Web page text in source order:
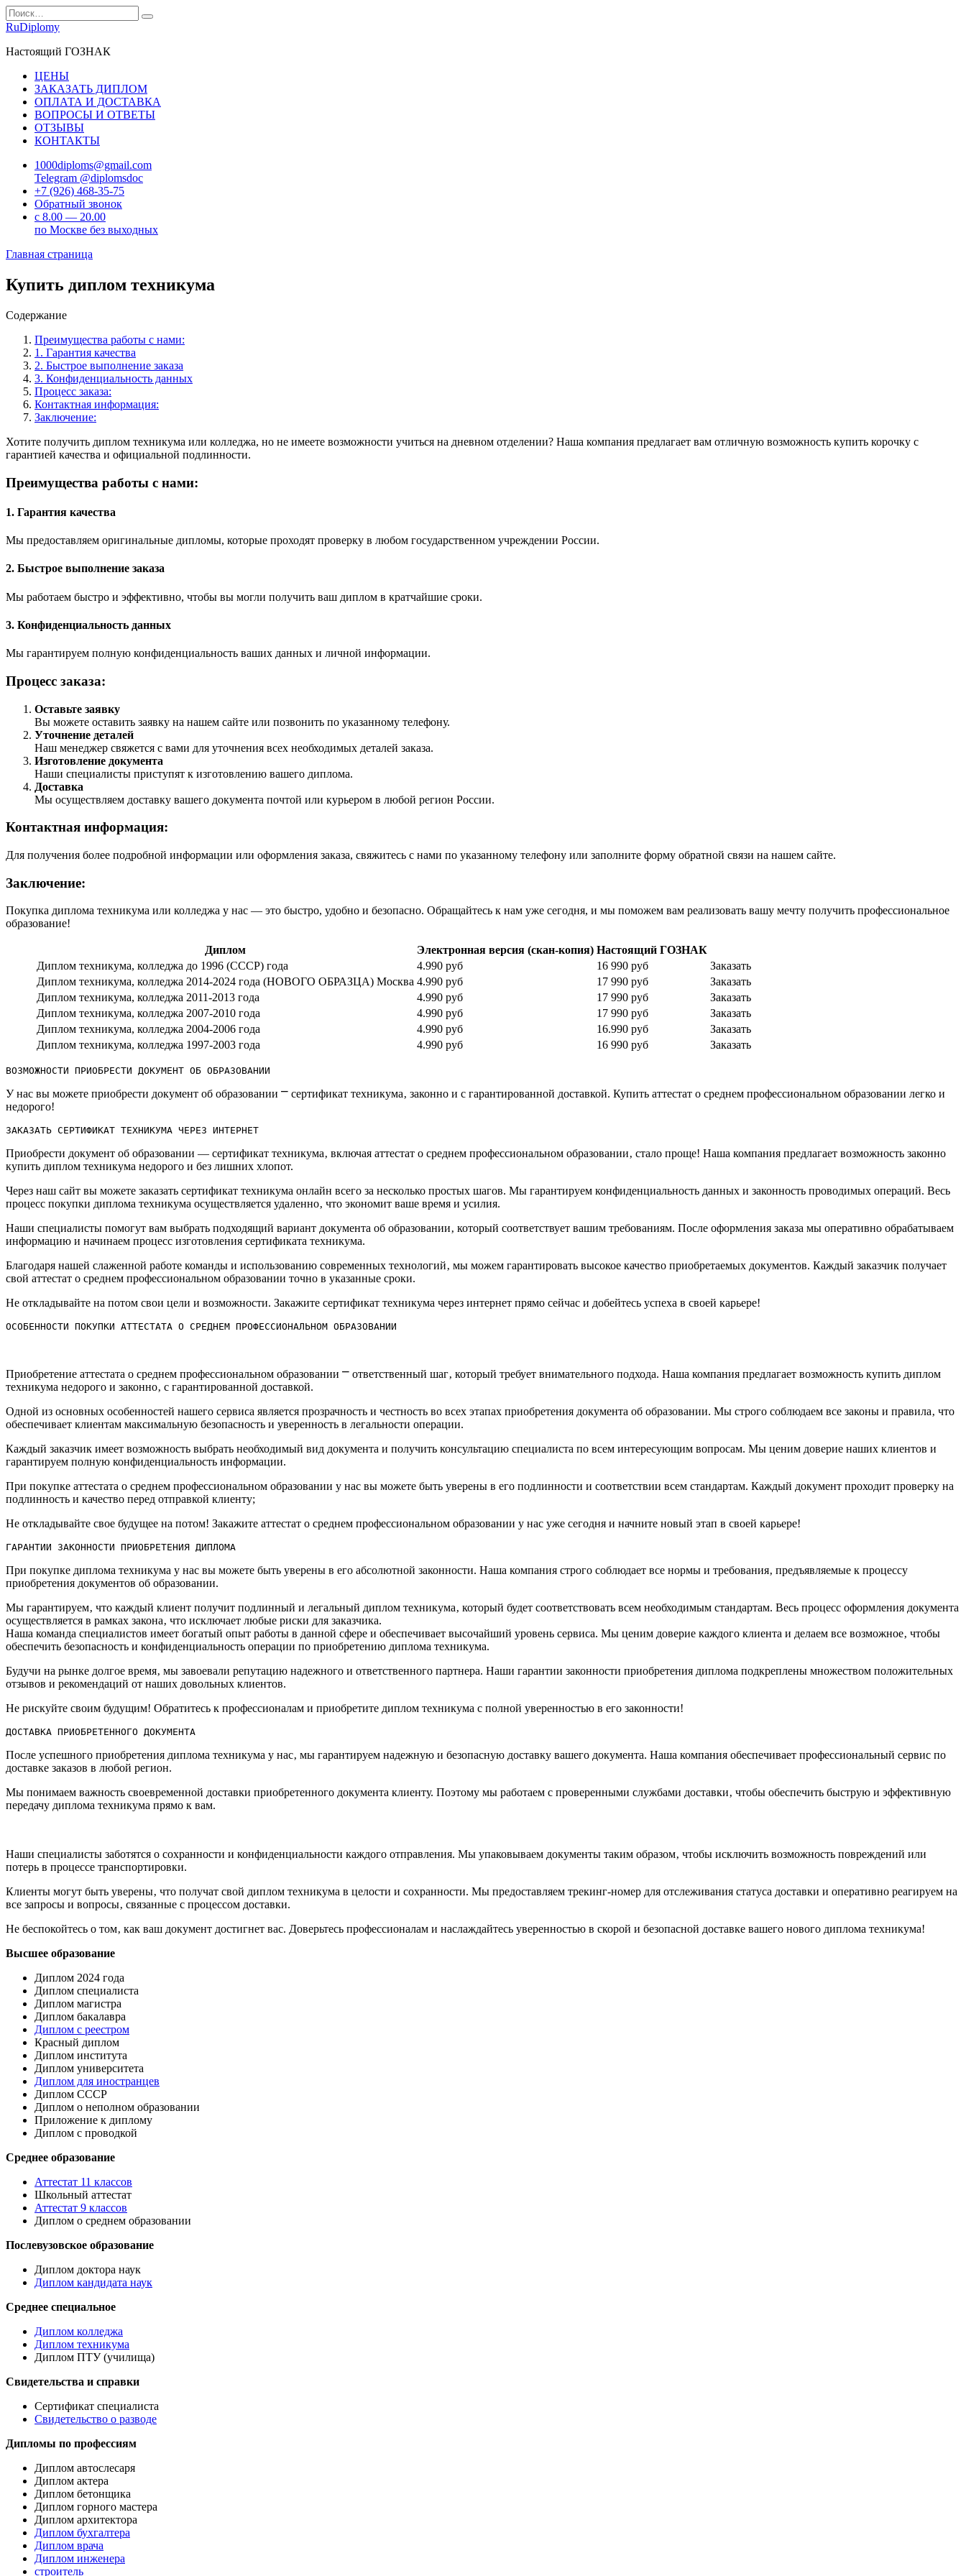
Перейти
к
содержанию
Search
for:
RuDiplomy
Настоящий ГОЗНАК
ЦЕНЫ
ЗАКАЗАТЬ ДИПЛОМ
ОПЛАТА И ДОСТАВКА
ВОПРОСЫ И ОТВЕТЫ
ОТЗЫВЫ
КОНТАКТЫ
1000diploms@gmail.com
Telegram @diplomsdoc
+7 (926) 468-35-75
Обратный звонок
с 8.00 — 20.00
по Москве без выходных
Главная страница
Купить диплом техникума
Содержание
Преимущества работы с нами:
1. Гарантия качества
2. Быстрое выполнение заказа
3. Конфиденциальность данных
Процесс заказа:
Контактная информация:
Заключение:
Хотите получить диплом техникума или колледжа, но не имеете возможности учиться на дневном отделении? Наша компания предлагает вам отличную возможность купить корочку с
гарантией качества и официальной подлинности.
Преимущества работы с нами:
1. Гарантия качества
Мы предоставляем оригинальные дипломы, которые проходят проверку в любом государственном учреждении России.
2. Быстрое выполнение заказа
Мы работаем быстро и эффективно, чтобы вы могли получить ваш диплом в кратчайшие сроки.
3. Конфиденциальность данных
Мы гарантируем полную конфиденциальность ваших данных и личной информации.
Процесс заказа:
Оставьте заявку
Вы можете оставить заявку на нашем сайте или позвонить по указанному телефону.
Уточнение деталей
Наш менеджер свяжется с вами для уточнения всех необходимых деталей заказа.
Изготовление документа
Наши специалисты приступят к изготовлению вашего диплома.
Доставка
Мы осуществляем доставку вашего документа почтой или курьером в любой регион России.
Контактная информация:
Для получения более подробной информации или оформления заказа, свяжитесь с нами по указанному телефону или заполните форму обратной связи на нашем сайте.
Заключение:
Покупка диплома техникума или колледжа у нас — это быстро, удобно и безопасно. Обращайтесь к нам уже сегодня, и мы поможем вам реализовать вашу мечту получить профессиональное
образование!
Диплом Электронная версия (скан-копия) Настоящий ГОЗНАК
Диплом техникума, колледжа до 1996 (СССР) года
4.990 руб 16 990 руб
Заказать
Диплом техникума, колледжа 2014-2024 года (НОВОГО ОБРАЗЦА) Москва 4.990 руб 17 990 руб
Заказать
Диплом техникума, колледжа 2011-2013 года
4.990 руб 17 990 руб
Заказать
Диплом техникума, колледжа 2007-2010 года
4.990 руб 17 990 руб
Заказать
Диплом техникума, колледжа 2004-2006 года
4.990 руб 16.990 руб
Заказать
Диплом техникума, колледжа 1997-2003 года
4.990 руб 16 990 руб Заказать
ВОЗМОЖНОСТИ ПРИОБРЕСТИ ДОКУМЕНТ ОБ ОБРАЗОВАНИИ
У нас вы можете приобрести документ об образовании ⎻ сертификат техникума‚ законно и с гарантированной доставкой.​ Купить аттестат о среднем профессиональном образовании легко и
недорого!
ЗАКАЗАТЬ СЕРТИФИКАТ ТЕХНИКУМА ЧЕРЕЗ ИНТЕРНЕТ
Приобрести документ об образовании ― сертификат техникума‚ включая аттестат о среднем профессиональном образовании‚ стало проще!​ Наша компания предлагает возможность законно
купить диплом техникума недорого и без лишних хлопот.​
Через наш сайт вы можете заказать сертификат техникума онлайн всего за несколько простых шагов.​ Мы гарантируем конфиденциальность данных и законность проводимых операций. Весь
процесс покупки диплома техникума осуществляется удаленно‚ что экономит ваше время и усилия.​
Наши специалисты помогут вам выбрать подходящий вариант документа об образовании‚ который соответствует вашим требованиям. После оформления заказа мы оперативно обрабатываем
информацию и начинаем процесс изготовления сертификата техникума.​
Благодаря нашей слаженной работе команды и использованию современных технологий‚ мы можем гарантировать высокое качество приобретаемых документов. Каждый заказчик получает
свой аттестат о среднем профессиональном образовании точно в указанные сроки.​
Не откладывайте на потом свои цели и возможности. Закажите сертификат техникума через интернет прямо сейчас и добейтесь успеха в своей карьере!​
ОСОБЕННОСТИ ПОКУПКИ АТТЕСТАТА О СРЕДНЕМ ПРОФЕССИОНАЛЬНОМ ОБРАЗОВАНИИ
Приобретение аттестата о среднем профессиональном образовании ⎻ ответственный шаг‚ который требует внимательного подхода.​ Наша компания предлагает возможность купить диплом
техникума недорого и законно‚ с гарантированной доставкой.​
Одной из основных особенностей нашего сервиса является прозрачность и честность во всех этапах приобретения документа об образовании. Мы строго соблюдаем все законы и правила‚ что
обеспечивает клиентам максимальную безопасность и уверенность в легальности операции.​
Каждый заказчик имеет возможность выбрать необходимый вид документа и получить консультацию специалиста по всем интересующим вопросам.​ Мы ценим доверие наших клиентов и
гарантируем полную конфиденциальность информации.​
При покупке аттестата о среднем профессиональном образовании у нас вы можете быть уверены в его подлинности и соответствии всем стандартам. Каждый документ проходит проверку на
подлинность и качество перед отправкой клиенту;
Не откладывайте свое будущее на потом!​ Закажите аттестат о среднем профессиональном образовании у нас уже сегодня и начните новый этап в своей карьере!​
ГАРАНТИИ ЗАКОННОСТИ ПРИОБРЕТЕНИЯ ДИПЛОМА
При покупке диплома техникума у нас вы можете быть уверены в его абсолютной законности.​ Наша компания строго соблюдает все нормы и требования‚ предъявляемые к процессу
приобретения документов об образовании.​
Мы гарантируем‚ что каждый клиент получит подлинный и легальный диплом техникума‚ который будет соответствовать всем необходимым стандартам.​ Весь процесс оформления документа
осуществляется в рамках закона‚ что исключает любые риски для заказчика.​
Наша команда специалистов имеет богатый опыт работы в данной сфере и обеспечивает высочайший уровень сервиса.​ Мы ценим доверие каждого клиента и делаем все возможное‚ чтобы
обеспечить безопасность и конфиденциальность операции по приобретению диплома техникума.
Будучи на рынке долгое время‚ мы завоевали репутацию надежного и ответственного партнера.​ Наши гарантии законности приобретения диплома подкреплены множеством положительных
отзывов и рекомендаций от наших довольных клиентов.​
Не рискуйте своим будущим!​ Обратитесь к профессионалам и приобретите диплом техникума с полной уверенностью в его законности!​
ДОСТАВКА ПРИОБРЕТЕННОГО ДОКУМЕНТА
После успешного приобретения диплома техникума у нас‚ мы гарантируем надежную и безопасную доставку вашего документа.​ Наша компания обеспечивает профессиональный сервис по
доставке заказов в любой регион.​
Мы понимаем важность своевременной доставки приобретенного документа клиенту. Поэтому мы работаем с проверенными службами доставки‚ чтобы обеспечить быструю и эффективную
передачу диплома техникума прямо к вам.​
Наши специалисты заботятся о сохранности и конфиденциальности каждого отправления.​ Мы упаковываем документы таким образом‚ чтобы исключить возможность повреждений или
потерь в процессе транспортировки.​
Клиенты могут быть уверены‚ что получат свой диплом техникума в целости и сохранности.​ Мы предоставляем трекинг-номер для отслеживания статуса доставки и оперативно реагируем на
все запросы и вопросы‚ связанные с процессом доставки.​
Не беспокойтесь о том‚ как ваш документ достигнет вас.​ Доверьтесь профессионалам и наслаждайтесь уверенностью в скорой и безопасной доставке вашего нового диплома техникума!​
Высшее образование
Диплом 2024 года
Диплом специалиста
Диплом магистра
Диплом бакалавра
Диплом с реестром
Красный диплом
Диплом института
Диплом университета
Диплом для иностранцев
Диплом СССР
Диплом о неполном образовании
Приложение к диплому
Диплом с проводкой
Среднее образование
Аттестат 11 классов
Школьный аттестат
Аттестат 9 классов
Диплом о среднем образовании
Послевузовское образование
Диплом доктора наук
Диплом кандидата наук
Среднее специальное
Диплом колледжа
Диплом техникума
Диплом ПТУ (училища)
Свидетельства и справки
Сертификат специалиста
Свидетельство о разводе
Дипломы по профессиям
Диплом автослесаря
Диплом актера
Диплом бетонщика
Диплом горного мастера
Диплом архитектора
Диплом бухгалтера
Диплом врача
Диплом инженера
строитель